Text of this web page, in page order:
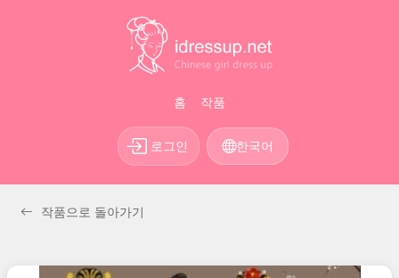
홈 작품
로그인 한국어
작품으로 돌아가기